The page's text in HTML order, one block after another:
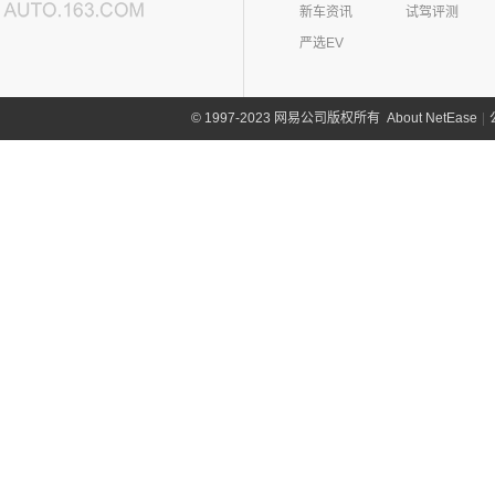
新车资讯
试驾评测
严选EV
©1997-2023 网易公司版权所有 About NetEase